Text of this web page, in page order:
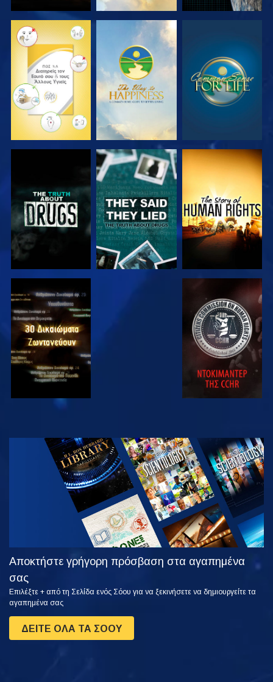
ΠΑΡΑΚΟΛΟΥΘΗΣΤΕ ΠΑΡΑΚΟΛΟΥΘΗΣΤΕ ΠΑΡΑΚΟΛΟΥΘΗΣΤΕ
ΠΑΡΑΚΟΛΟΥΘΗΣΤΕ ΠΑΡΑΚΟΛΟΥΘΗΣΤΕ ΠΑΡΑΚΟΛΟΥΘΗΣΤΕ
ΠΑΡΑΚΟΛΟΥΘΗΣΤΕ ΠΑΡΑΚΟΛΟΥΘΗΣΤΕ
ΠΑΡΑΚΟΛΟΥΘΗΣΤΕ
ΕΞΕΡΕΥΝΗΣΤΕ
ΤΗ ΣΕΙΡΑ
Αποκτήστε γρήγορη πρόσβαση στα αγαπημένα
σας
Επιλέξτε + από τη Σελίδα ενός Σόου για να ξεκινήσετε να δημιουργείτε τα
αγαπημένα σας
ΔΕΙΤΕ ΟΛΑ ΤΑ ΣΟΟΥ